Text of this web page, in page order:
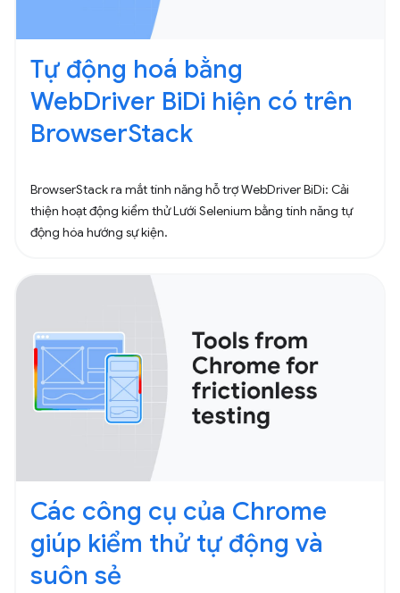
Tự động hoá bằng
WebDriver BiDi hiện có trên
BrowserStack
BrowserStack ra mắt tính năng hỗ trợ WebDriver BiDi: Cải
thiện hoạt động kiểm thử Lưới Selenium bằng tính năng tự
động hóa hướng sự kiện.
Các công cụ của Chrome
giúp kiểm thử tự động và
suôn sẻ